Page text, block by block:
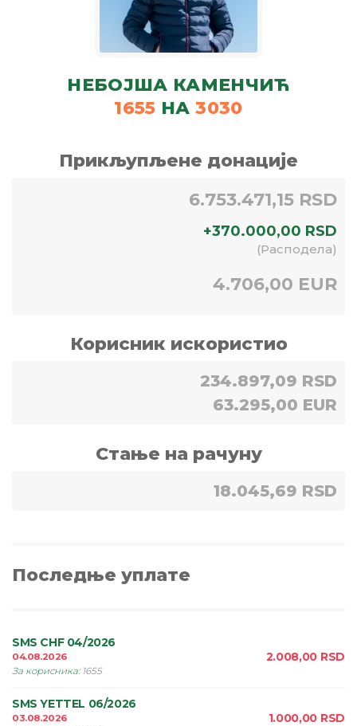
НЕБОЈША КАМЕНЧИЋ
1655 НА 3030
Прикљупљене донације
6.753.471,15 RSD
+370.000,00 RSD
(Расподела)
4.706,00 EUR
Корисник искористио
234.897,09 RSD
63.295,00 EUR
Стање на рачуну
18.045,69 RSD
Последње уплате
SMS CHF 04/2026
04.08.2026
За корисника: 1655
2.008,00 RSD
SMS YETTEL 06/2026
03.08.2026
1.000,00 RSD